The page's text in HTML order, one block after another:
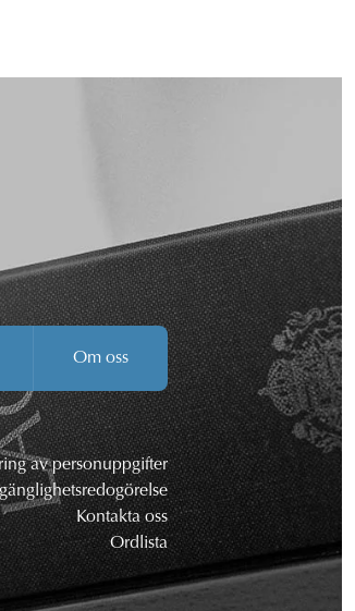
Om oss
av personuppgifter
Kontakta oss
Ordlista